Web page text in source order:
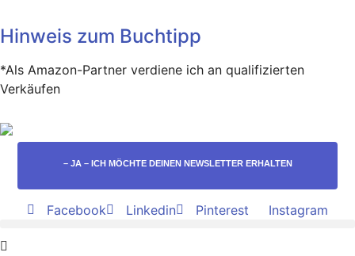
Hinweis zum Buchtipp
*Als Amazon-Partner verdiene ich an qualifizierten
Verkäufen
– JA – ICH MÖCHTE DEINEN NEWSLETTER ERHALTEN
Facebook Linkedin Pinterest Instagram